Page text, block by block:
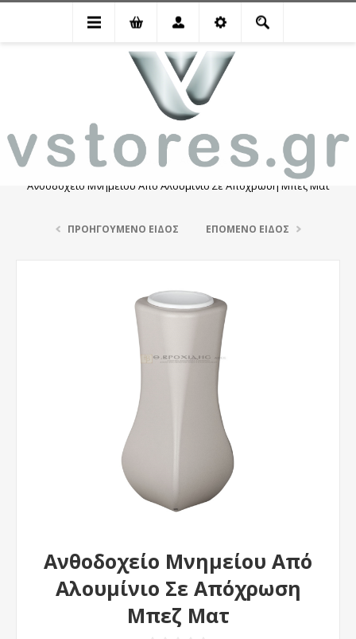
Είδη Μνημείου
Ανθοδοχεία Μνημείων
Ανθοδοχείο Μνημείου Από Αλουμίνιο Σε Απόχρωση Μπεζ Ματ
ΠΡΟΗΓΟΎΜΕΝΟ ΕΊΔΟΣ ΕΠΌΜΕΝΟ ΕΊΔΟΣ
Ανθοδοχείο Μνημείου Από
Αλουμίνιο Σε Απόχρωση
Μπεζ Ματ